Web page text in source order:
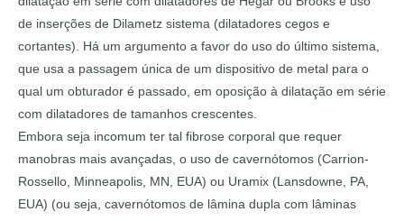
de inserções de Dilametz sistema (dilatadores cegos e
cortantes). Há um argumento a favor do uso do último sistema,
que usa a passagem única de um dispositivo de metal para o
qual um obturador é passado, em oposição à dilatação em série
com dilatadores de tamanhos crescentes.
Embora seja incomum ter tal fibrose corporal que requer
manobras mais avançadas, o uso de cavernótomos (Carrion-
Rossello, Minneapolis, MN, EUA) ou Uramix (Lansdowne, PA,
EUA) (ou seja, cavernótomos de lâmina dupla com lâminas